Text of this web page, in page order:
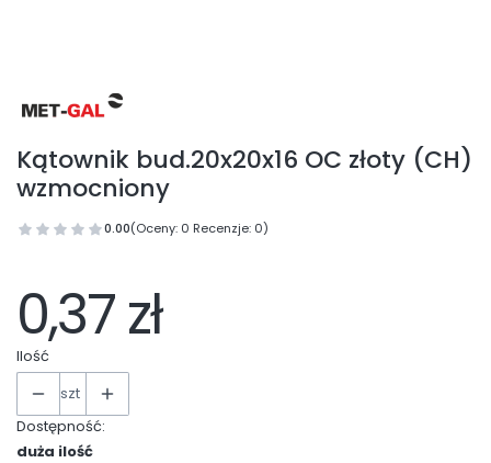
Kątownik bud.20x20x16 OC złoty (CH)
wzmocniony
0.00(Oceny: 0 Recenzje: 0)
0,37 zł
Ilość
szt
Dostępność:
duża ilość